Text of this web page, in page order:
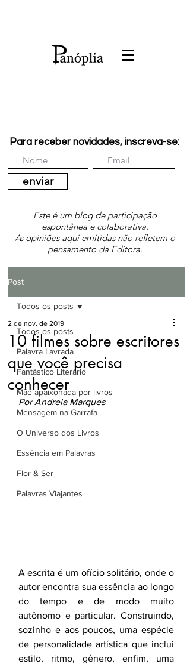
Para receber novidades, inscreva-se:
enviar
Este é um blog de participação
espontânea e colaborativa.
As opiniões aqui emitidas não refletem o
pensamento da Editora.
Post
Todos os posts
Palavra Lavrada
Fantástico Literário
Mãe apaixonada por livros
Mensagem na Garrafa
O Universo dos Livros
Essência em Palavras
Flor & Ser
Palavras Viajantes
Todos os posts
10 filmes sobre escritores
que você precisa
conhecer
2 de nov. de 2019
Por Andreia Marques
A escrita é um ofício solitário, onde o
autor encontra sua essência ao longo
do tempo e de modo muito
autônomo e particular. Construindo,
sozinho e aos poucos, uma espécie
de personalidade artística que inclui
estilo, ritmo, gênero, enfim, uma